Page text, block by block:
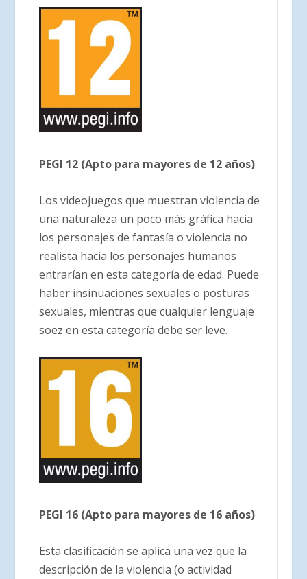
PEGI 12 (Apto para mayores de 12 años)
Los videojuegos que muestran violencia de
una naturaleza un poco más gráfica hacia
los personajes de fantasía o violencia no
realista hacia los personajes humanos
entrarían en esta categoría de edad. Puede
haber insinuaciones sexuales o posturas
sexuales, mientras que cualquier lenguaje
soez en esta categoría debe ser leve.
PEGI 16 (Apto para mayores de 16 años)
Esta clasificación se aplica una vez que la
descripción de la violencia (o actividad